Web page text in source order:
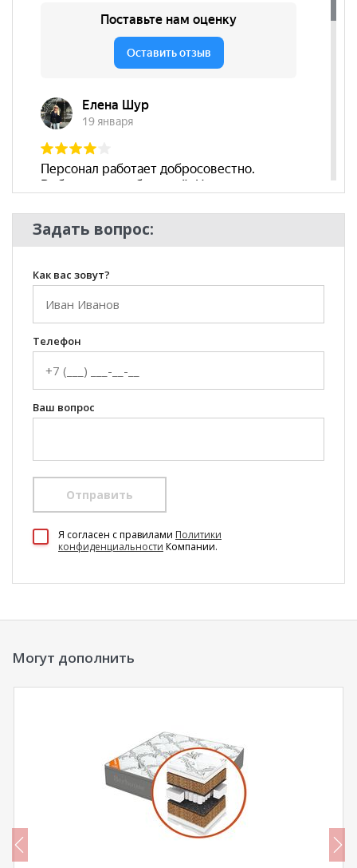
Задать вопрос:
Как вас зовут?
Телефон
Ваш вопрос
Отправить
Я согласен c правилами Политики
конфиденциальности Компании.
Могут дополнить